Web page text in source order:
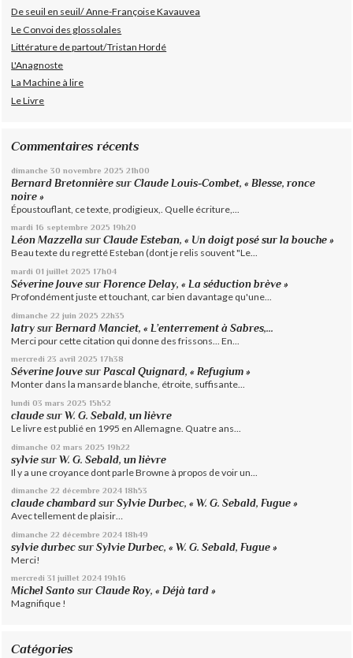
De seuil en seuil/ Anne-Françoise Kavauvea
Le Convoi des glossolales
Littérature de partout/Tristan Hordé
L'Anagnoste
La Machine à lire
Le Livre
Commentaires récents
dimanche 30 novembre 2025 21h00
Bernard Bretonnière surClaude Louis-Combet, « Blesse, ronce
noire »
Époustouflant, ce texte, prodigieux,. Quelle écriture,...
mardi 16 septembre 2025 19h20
Léon Mazzella surClaude Esteban, « Un doigt posé sur la bouche »
Beau texte du regretté Esteban (dont je relis souvent "Le...
mardi 01 juillet 2025 17h04
Séverine Jouve surFlorence Delay, « La séduction brève »
Profondément juste et touchant, car bien davantage qu'une...
dimanche 22 juin 2025 22h35
latry surBernard Manciet, « L’enterrement à Sabres,...
Merci pour cette citation qui donne des frissons... En...
mercredi 23 avril 2025 17h38
Séverine Jouve surPascal Quignard, « Refugium »
Monter dans la mansarde blanche, étroite, suffisante...
lundi 03 mars 2025 15h52
claude surW. G. Sebald, un lièvre
Le livre est publié en 1995 en Allemagne. Quatre ans...
dimanche 02 mars 2025 19h22
sylvie surW. G. Sebald, un lièvre
Il y a une croyance dont parle Browne à propos de voir un...
dimanche 22 décembre 2024 18h53
claude chambard surSylvie Durbec, « W. G. Sebald, Fugue »
Avec tellement de plaisir…
dimanche 22 décembre 2024 18h49
sylvie durbec surSylvie Durbec, « W. G. Sebald, Fugue »
Merci!
mercredi 31 juillet 2024 19h16
Michel Santo surClaude Roy, « Déjà tard »
Magnifique !
Catégories